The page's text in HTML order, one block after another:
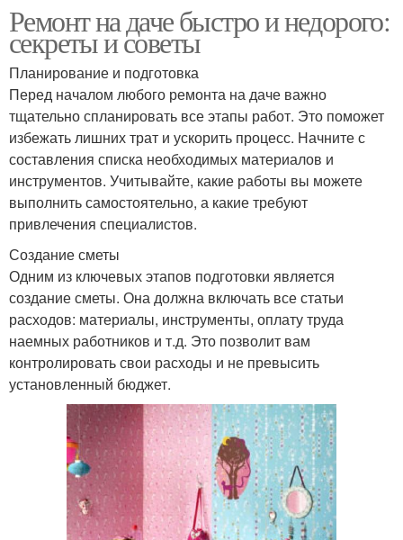
Ремонт на даче быстро и недорого:
секреты и советы
Планирование и подготовка
Перед началом любого ремонта на даче важно
тщательно спланировать все этапы работ. Это поможет
избежать лишних трат и ускорить процесс. Начните с
составления списка необходимых материалов и
инструментов. Учитывайте, какие работы вы можете
выполнить самостоятельно, а какие требуют
привлечения специалистов.
Создание сметы
Одним из ключевых этапов подготовки является
создание сметы. Она должна включать все статьи
расходов: материалы, инструменты, оплату труда
наемных работников и т.д. Это позволит вам
контролировать свои расходы и не превысить
установленный бюджет.